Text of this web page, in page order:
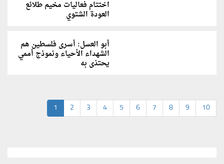
اختتام فعاليات مخيم طلائع
العودة الشتوي
أبو العسل: أسرى فلسطين هم
الشهداء الأحياء ونموذج أممي
يحتذى به
1 2 3 4 5 6 7 8 9 10